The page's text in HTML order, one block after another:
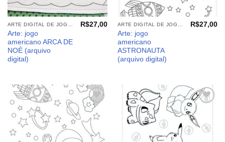
Arte: jogo
americano ARCA DE
NOÉ (arquivo
digital)
R$27,00
Arte: jogo
americano
ASTRONAUTA
(arquivo digital)
R$27,00
Adicionar
aos
meus
desejos
Adicionar
aos
meus
desejos